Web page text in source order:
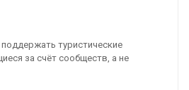
туристические
за счёт сообществ, а не